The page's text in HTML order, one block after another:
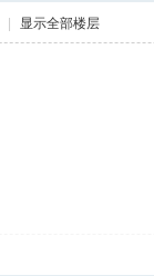
显示全部楼层